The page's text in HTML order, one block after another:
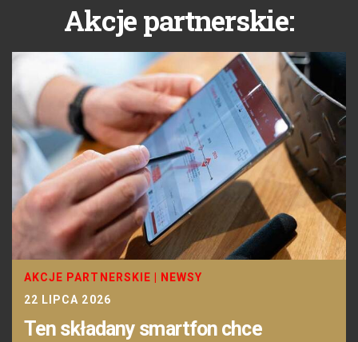
Akcje partnerskie:
AKCJE PARTNERSKIE
NEWSY
22 LIPCA 2026
Ten składany smartfon chce